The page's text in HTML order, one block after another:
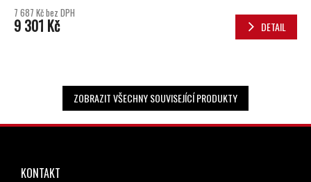
7 687 Kč bez DPH
9 301 Kč DETAIL
ZOBRAZIT VŠECHNY SOUVISEJÍCÍ PRODUKTY
ZÁPATÍ
KONTAKT